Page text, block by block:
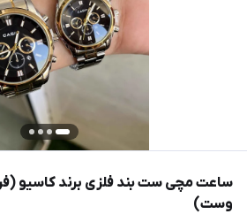
ساعت مچی ست بند فلزی برند کاسیو
وست)